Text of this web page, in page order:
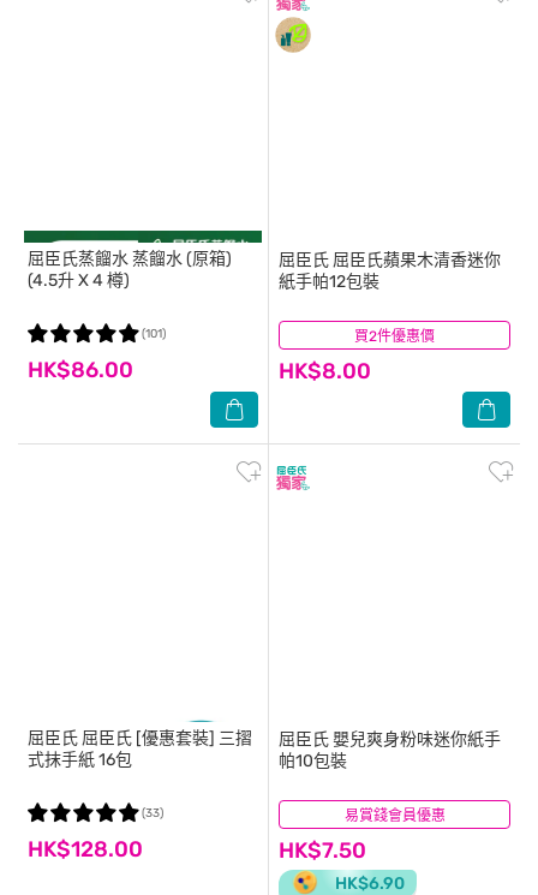
屈臣氏蒸餾水蒸餾水 (原箱)
(4.5升 X 4 樽)
HK$86.00
(101) 買2件優惠價
屈臣氏 屈臣氏蘋果木清香迷你
紙手帕12包裝
HK$8.00
(122)
屈臣氏 屈臣氏 [優惠套裝] 三摺
式抹手紙 16包
HK$128.00
(33) 易賞錢會員優惠
屈臣氏嬰兒爽身粉味迷你紙手
帕10包裝
HK$7.50
HK$6.90
(48)